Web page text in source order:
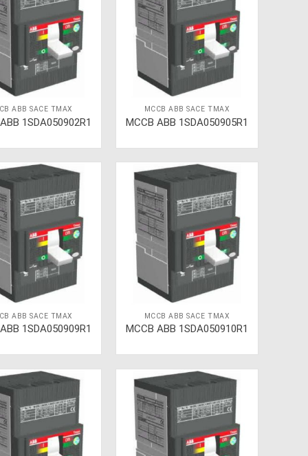
ABB SACE TMAX
1SDA050902R1
MCCB ABB SACE TMAX
MCCB ABB 1SDA050905R1
ABB SACE TMAX
1SDA050909R1
MCCB ABB SACE TMAX
MCCB ABB 1SDA050910R1